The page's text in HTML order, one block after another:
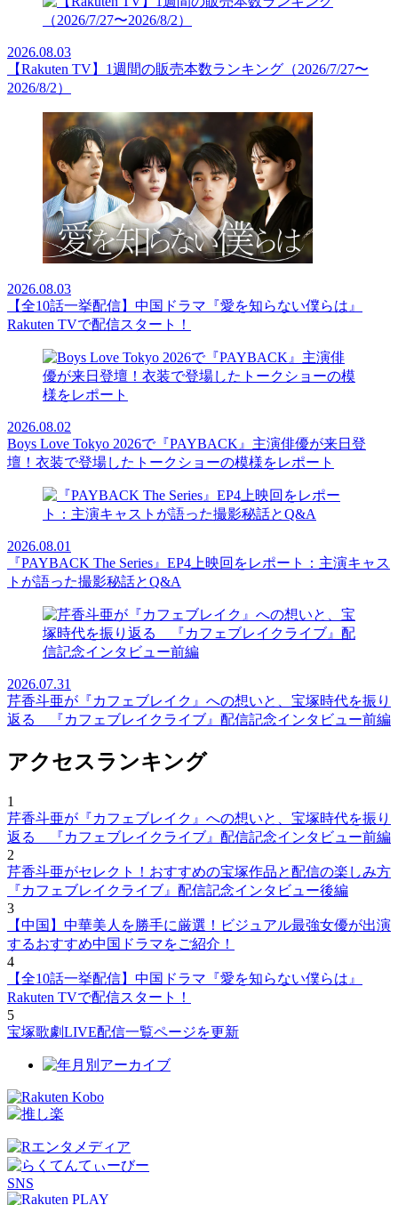
2026.08.03
【Rakuten TV】1週間の販売本数ランキング（2026/7/27〜
2026/8/2）
2026.08.03
【全10話一挙配信】中国ドラマ『愛を知らない僕らは』
Rakuten TVで配信スタート！
2026.08.02
Boys Love Tokyo 2026で『PAYBACK』主演俳優が来日登
壇！衣装で登場したトークショーの模様をレポート
2026.08.01
『PAYBACK The Series』EP4上映回をレポート：主演キャス
トが語った撮影秘話とQ&A
2026.07.31
芹香斗亜が『カフェブレイク』への想いと、宝塚時代を振り
返る 『カフェブレイクライブ』配信記念インタビュー前編
アクセスランキング
1
芹香斗亜が『カフェブレイク』への想いと、宝塚時代を振り
返る 『カフェブレイクライブ』配信記念インタビュー前編
2
芹香斗亜がセレクト！おすすめの宝塚作品と配信の楽しみ方
『カフェブレイクライブ』配信記念インタビュー後編
3
【中国】中華美人を勝手に厳選！ビジュアル最強女優が出演
するおすすめ中国ドラマをご紹介！
4
【全10話一挙配信】中国ドラマ『愛を知らない僕らは』
Rakuten TVで配信スタート！
5
宝塚歌劇LIVE配信一覧ページを更新
SNS